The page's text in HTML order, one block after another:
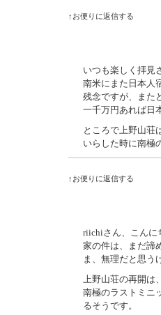
↑お便りに返信する
いつも楽しく拝見
南米にまた日本人
残念ですが、また
一千万円あれば日
ところで上野山荘
いらした時に南極
↑お便りに返信する
riichiさん、こんに
家の件は、まだ諦
ま、無理だと思う
上野山荘の再開は
南極のラストミニ
るそうです。